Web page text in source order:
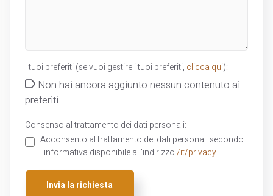
I tuoi preferiti (se vuoi gestire i tuoi preferiti, clicca qui):
Non hai ancora aggiunto nessun contenuto ai
preferiti
Consenso al trattamento dei dati personali:
Acconsento al trattamento dei dati personali secondo
l'informativa disponibile all'indirizzo /it/privacy
Invia la richiesta